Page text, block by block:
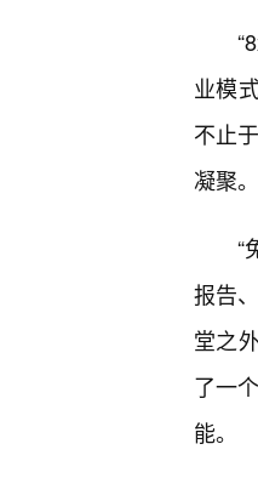
业模
不止
凝聚。
“
报告
堂之
了一
能。